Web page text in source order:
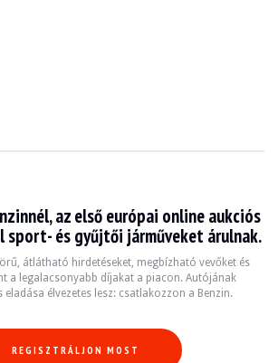
entre 2016 et 2022, est une supercar qui incarne
1500 ch
az első európai online aukciós
sport- és gyűjtői járműveket árulnak.
átlátható hirdetéseket, megbízható vevőket és
a legalacsonyabb díjakat a piacon. Autójának
eladása élvezetes lesz: csatlakozzon a Benzin.
REGISZTRÁLJON MOST